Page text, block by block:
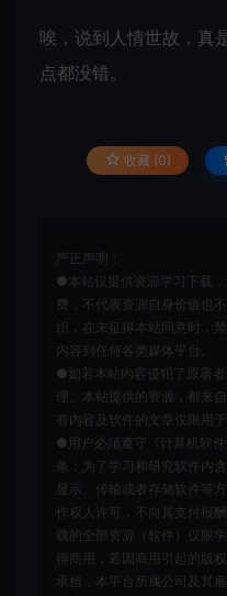
唉，说到人情世故，真
点都没错。
收藏 (0)
严正声明：
●本站仅提供资源学习下载
费，不代表资源自身价值也
织，在未征得本站同意时，
内容到任何各类媒体平台。
●如若本站内容侵犯了原著
理。本站提供的资源，都来
有内容及软件的文章仅限用
●用户必须遵守《计算机软
条：为了学习和研究软件内
显示、传输或者存储软件等
作权人许可，不向其支付报
载的全部资源（软件）仅限
得商用，若因商用引起的版
承担，本平台所属公司及其